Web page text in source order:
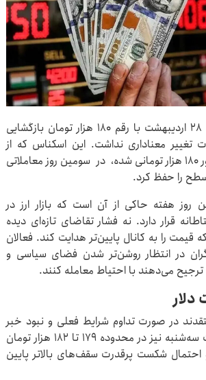
قیمت دلار روز دوشنبه ۲۸ اردیبهشت با رقم ۱۸۰ هزار تومان بازگشایی
تغییر معناداری نداشت. این اسکناس که از
ابتدای هفته وارد کریدور ۱۸۰ هزار تومانی شده، در سومین روز معاملاتی
را حفظ کرد.
روز هفته حاکی از آن است که بازار ارز در
قرار دارد. نه فشار تقاضای تازه‌ای دیده
را به کانال پایین‌تر هدایت کند. فعالان
در انتظار روشن‌تر شدن فضای سیاسی و
می‌دهند با احتیاط معامله کنند.
در صورت تداوم شرایط فعلی و نبود خبر
اثرگذار، دلار در معاملات سه‌شنبه نیز در محدوده ۱۷۹ تا ۱۸۲ هزار تومان
شکست پرقدرت سقف‌های بالاتر پایین